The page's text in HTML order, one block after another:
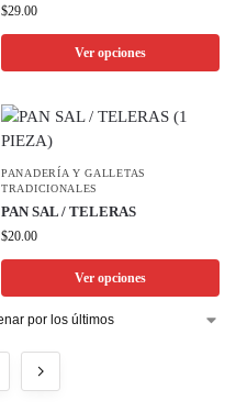
$29.00
Ver opciones
PANADERÍA Y GALLETAS
TRADICIONALES
PAN SAL / TELERAS
$20.00
Ver opciones